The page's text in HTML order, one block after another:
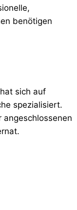
benötigen
sich auf
spezialisiert.